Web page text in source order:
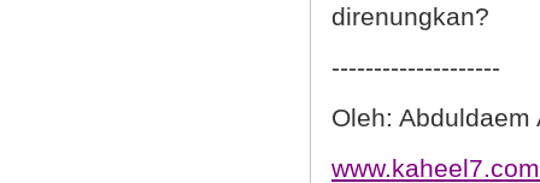
direnungkan?
--------------------
Oleh: Abduldaem